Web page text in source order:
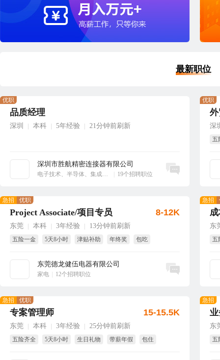
最新职位
品质经理
深圳 本科 5年经验 21分钟前刷新
深圳市胜航精密连接器有限公司
电子技术、半导体、集成电路 19个招聘职位
优职
立即沟通
深
五
优职
Project Associate/项目专员
东莞 本科 3年经验 13分钟前刷新
五险一金 5天8小时 津贴补助 年终奖
包吃
东莞德龙健伍电器有限公司
家电 12个招聘职位
急招 优职
8-12K
立即沟通
东
五
急招
专案管理师
东莞 本科 3年经验 25分钟前刷新
五险齐全 5天8小时 生日礼物 带薪年假 包住
急招 优职
15-15.5K
东
五
急招